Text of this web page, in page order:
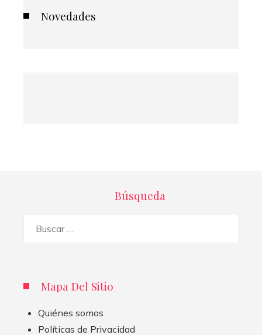
Novedades
Búsqueda
Mapa Del Sitio
Quiénes somos
Políticas de Privacidad